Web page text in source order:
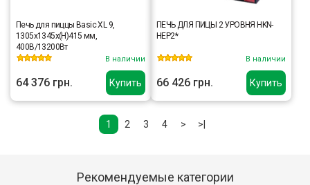
Купить
Печь для пиццы Basic XL 9,
1305x1345x(H)415 мм,
400В/13200Вт
В наличии
64 376 грн. Купить
ПЕЧЬ ДЛЯ ПИЦЫ 2 УРОВНЯ HKN-
HEP2*
В наличии
66 426 грн.
1 2 3 4 > >|
Рекомендуемые категории